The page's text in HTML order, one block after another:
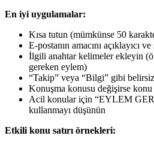
En iyi uygulamalar:
Kısa tutun (mümkünse 50
E-postanın amacını açıklayıcı
İlgili anahtar kelimeler ekleyin
gereken eylem)
“Takip” veya “Bilgi” gibi belirsiz
Konuşma konusu değişirse konu
Acil konular için “EYLEM
kullanmayı düşünün
Etkili konu satırı örnekleri: